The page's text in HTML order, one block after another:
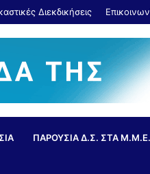
Διεκδικήσεις
ΠΑΡΟΥΣΙΑ Δ.Σ. ΣΤΑ Μ.Μ.Ε.